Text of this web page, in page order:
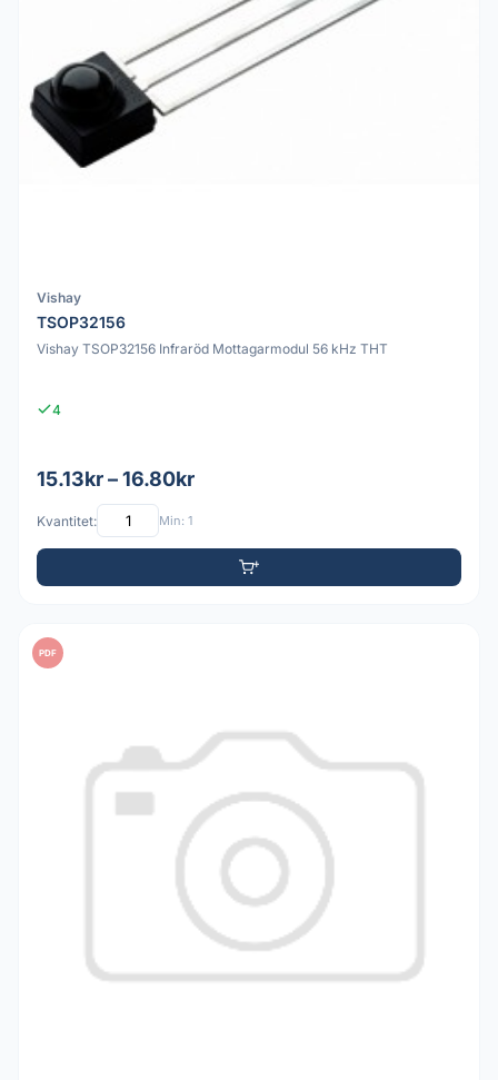
Vishay
TSOP32156
Vishay TSOP32156 Infraröd Mottagarmodul 56 kHz THT
4
15.13kr – 16.80kr
Kvantitet: Min: 1
PDF